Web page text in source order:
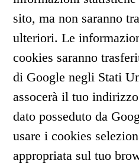
sito, ma non saranno
ulteriori. Le
cookies saranno
di Google negli Stati
assocerà il tuo
dato posseduto da
usare i cookies
appropriata sul tuo